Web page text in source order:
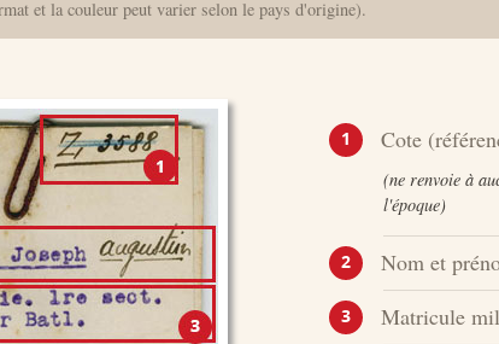
et la couleur peut varier selon le pays d'origine).
1 Cote
(ne renvoie à
l'époque)
2 Nom et
3 Matricule